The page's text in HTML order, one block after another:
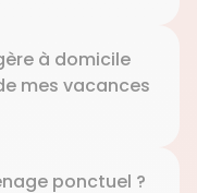
à domicile
mes vacances
ponctuel ?